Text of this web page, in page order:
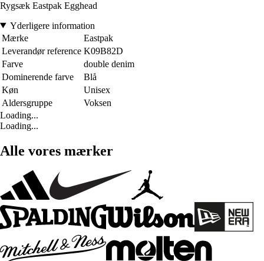
Rygsæk Eastpak Egghead
Yderligere information
Mærke
Eastpak
Leverandør reference K09B82D
Farve
double denim
Dominerende farve
Blå
Køn
Unisex
Aldersgruppe
Voksen
Loading...
Loading...
Alle vores mærker